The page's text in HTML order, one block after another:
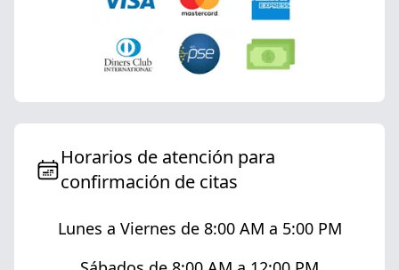
Horarios de atención para
confirmación de citas
Lunes a Viernes de 8:00 AM a 5:00 PM